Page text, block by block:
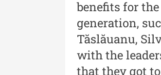
Acta Pangratia
benefits for
generation,
Tăslăuanu,
with the
that they got